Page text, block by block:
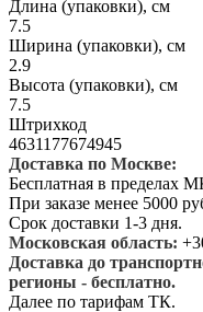
Длина (упаковки), см
7.5
Ширина (упаковки), см
2.9
Высота (упаковки), см
7.5
Штрихкод
4631177674945
Доставка по Москве:
Бесплатная в пределах
При заказе менее 5000
Срок доставки 1-3 дня.
Московская область:
Доставка до
регионы - бесплатно.
Далее по тарифам ТК.